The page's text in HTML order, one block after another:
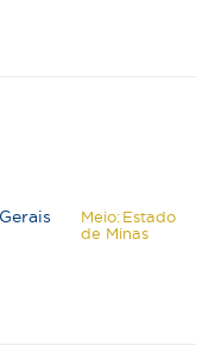
Meio: Estado
de Minas